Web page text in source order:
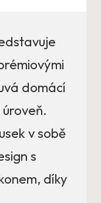
domácí
v sobě
s
díky